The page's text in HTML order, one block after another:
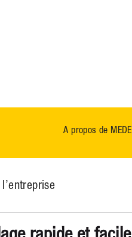
A propos de